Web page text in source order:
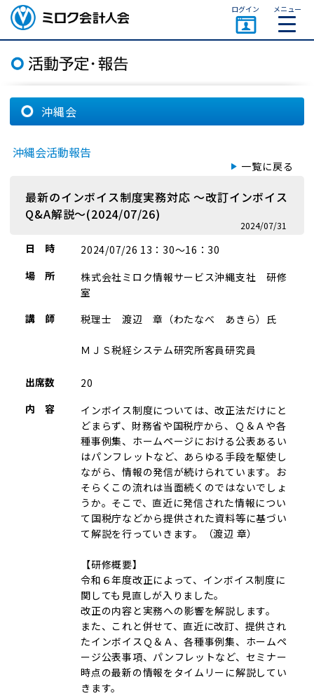
ミロク会計人会 MIROKU
ACCOUNTING PERSON
ASSOCIATION
ログイン メニュー
沖縄会
沖縄会活動報告
一覧に戻る
最新のインボイス制度実務対応 ～改訂インボイス
Q&A解説～(2024/07/26)
2024/07/31
日 時
2024/07/26 13：30～16：30
場 所
株式会社ミロク情報サービス沖縄支社 研修
室
講 師
税理士 渡辺 章（わたなべ あきら）氏
ＭＪＳ税経システム研究所客員研究員
出席数
20
内 容
インボイス制度については、改正法だけにと
どまらず、財務省や国税庁から、Ｑ＆Ａや各
種事例集、ホームページにおける公表あるい
はパンフレットなど、あらゆる手段を駆使し
ながら、情報の発信が続けられています。お
そらくこの流れは当面続くのではないでしょ
うか。そこで、直近に発信された情報につい
て国税庁などから提供された資料等に基づい
て解説を行っていきます。（渡辺 章）
【研修概要】
令和６年度改正によって、インボイス制度に
関しても見直しが入りました。
改正の内容と実務への影響を解説します。
また、これと併せて、直近に改訂、提供され
たインボイスＱ＆Ａ、各種事例集、ホームペ
ージ公表事項、パンフレットなど、セミナー
時点の最新の情報をタイムリーに解説してい
きます。